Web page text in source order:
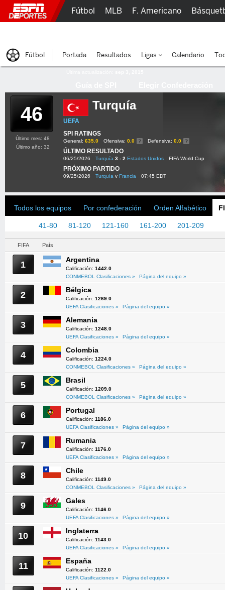
46 Turquía
UEFA
SPI RATINGS
General: 635.0 Ofensiva: 0.0 Defensiva: 0.0
ÚLTIMO RESULTADO
06/25/2026 Turquía 3 - 2 Estados Unidos FIFA World Cup
PRÓXIMO PARTIDO
09/25/2026 Turquía v Francia 07:45 EDT
Último mes: 48
Último año: 32
Todos los equipos Por confederación Orden Alfabético
41-80 81-120 121-160 161-200 201-209
FIFA País
1 Argentina
Calificación: 1442.0
CONMEBOL Clasificaciones »
Página del equipo »
2 Bélgica
Calificación: 1269.0
UEFA Clasificaciones »
Página del equipo »
3 Alemania
Calificación: 1248.0
UEFA Clasificaciones »
Página del equipo »
4 Colombia
Calificación: 1224.0
CONMEBOL Clasificaciones »
Página del equipo »
5 Brasil
Calificación: 1209.0
CONMEBOL Clasificaciones »
Página del equipo »
6 Portugal
Calificación: 1186.0
UEFA Clasificaciones »
Página del equipo »
7 Rumania
Calificación: 1176.0
UEFA Clasificaciones »
Página del equipo »
8 Chile
Calificación: 1149.0
CONMEBOL Clasificaciones »
Página del equipo »
9 Gales
Calificación: 1146.0
UEFA Clasificaciones »
Página del equipo »
10 Inglaterra
Calificación: 1143.0
UEFA Clasificaciones »
Página del equipo »
11 España
Calificación: 1122.0
UEFA Clasificaciones »
Página del equipo »
Fútbol MLB F. Americano
Fútbol Portada Resultados Ligas Calendario